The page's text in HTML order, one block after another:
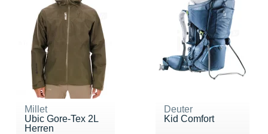
Millet
Ubic Gore-Tex 2L
Herren
Deuter
Kid Comfort